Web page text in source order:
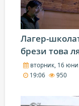
Лагер-
брези това
вторник, 16 юни
19:06
950